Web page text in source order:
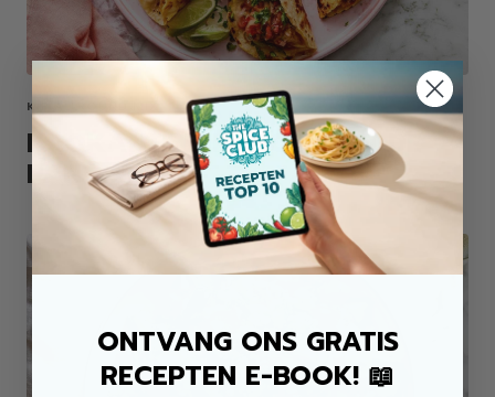
KIP ALLROUND MIX
KROKANTE KIP TACO'S UIT DE
PAN
ONTVANG ONS GRATIS
RECEPTEN E-BOOK! 📖